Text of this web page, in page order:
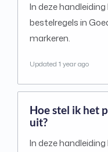
In deze
bestelregels in
markeren.
Updated 1 year ago
Hoe stel ik het
uit?
In deze